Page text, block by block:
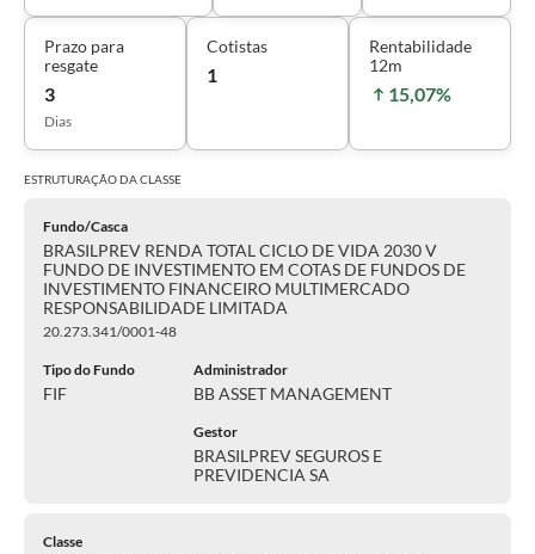
Prazo para
resgate
3
Dias
Cotistas
1
Rentabilidade
12m
15,07%
ESTRUTURAÇÃO DACLASSE
Fundo/Casca
BRASILPREV RENDA TOTAL CICLO DE VIDA 2030 V
FUNDO DE INVESTIMENTO EM COTAS DE FUNDOS DE
INVESTIMENTO FINANCEIRO MULTIMERCADO
RESPONSABILIDADE LIMITADA
20.273.341/0001-48
Tipo do Fundo
FIF
Administrador
BB ASSET MANAGEMENT
Gestor
BRASILPREV SEGUROS E
PREVIDENCIA SA
Classe